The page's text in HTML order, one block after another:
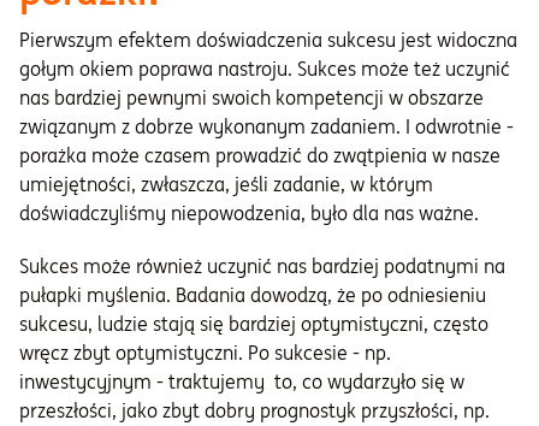
Pierwszym efektem doświadczenia sukcesu jest widoczna
gołym okiem poprawa nastroju. Sukces może też uczynić
nas bardziej pewnymi swoich kompetencji w obszarze
związanym z dobrze wykonanym zadaniem. I odwrotnie -
porażka może czasem prowadzić do zwątpienia w nasze
umiejętności, zwłaszcza, jeśli zadanie, w którym
doświadczyliśmy niepowodzenia, było dla nas ważne.
Sukces może również uczynić nas bardziej podatnymi na
pułapki myślenia. Badania dowodzą, że po odniesieniu
sukcesu, ludzie stają się bardziej optymistyczni, często
wręcz zbyt optymistyczni. Po sukcesie - np.
inwestycyjnym - traktujemy to, co wydarzyło się w
przeszłości, jako zbyt dobry prognostyk przyszłości, np.